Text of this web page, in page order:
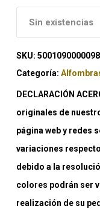
Sin existencias
SKU: 5001090000098
Categoría:
DECLARACIÓN
originales de
página web y redes
variaciones
debido a la
colores podrán ser
realización de su